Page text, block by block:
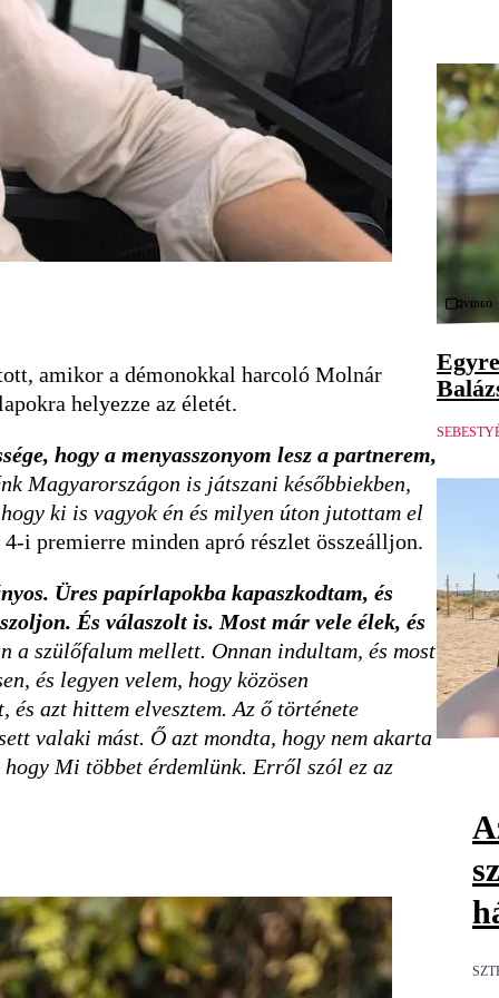
amikor a démonokkal harcoló Molnár
helyezze az életét.
hogy a menyasszonyom lesz a partnerem,
Magyarországon is játszani későbbiekben,
ki is vagyok én és milyen úton jutottam el
i premierre minden apró részlet összeálljon.
Üres papírlapokba kapaszkodtam, és
És válaszolt is. Most már vele élek, és
a szülőfalum mellett. Onnan indultam, és most
és legyen velem, hogy közösen
azt hittem elvesztem. Az ő története
valaki mást. Ő azt mondta, hogy nem akarta
Mi többet érdemlünk. Erről szól ez az
Videó